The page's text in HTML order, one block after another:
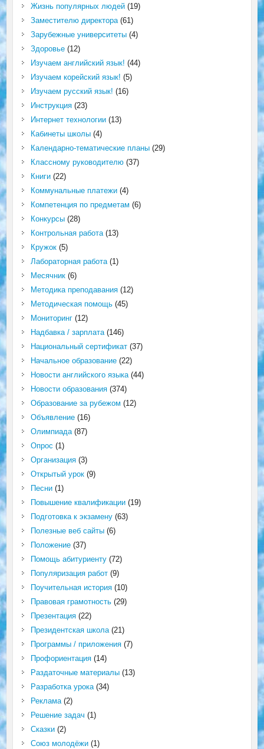
Жизнь популярных людей(19)
Заместителю директора(61)
Зарубежные университеты(4)
Здоровье(12)
Изучаем английский язык! (44)
Изучаем корейский язык! (5)
Изучаем русский язык! (16)
Инструкция(23)
Интернет технологии(13)
Кабинеты школы(4)
Календарно-тематические планы(29)
Классному руководителю(37)
Книги(22)
Коммунальные платежи(4)
Компетенция по предметам (6)
Конкурсы(28)
Контрольная работа(13)
Кружок(5)
Лабораторная работа(1)
Месячник(6)
Методика преподавания(12)
Методическая помощь(45)
Мониторинг(12)
Надбавка / зарплата(146)
Национальный сертификат(37)
Начальное образование(22)
Новости английского языка(44)
Новости образования(374)
Образование за рубежом (12)
Объявление(16)
Олимпиада(87)
Опрос (1)
Организация(3)
Открытый урок(9)
Песни(1)
Повышение квалификации(19)
Подготовка к экзамену(63)
Полезные веб сайты(6)
Положение(37)
Помощь абитуриенту(72)
Популяризация работ(9)
Поучительная история(10)
Правовая грамотность(29)
Презентация(22)
Президентская школа(21)
Программы / приложения(7)
Профориентация(14)
Раздаточные материалы(13)
Разработка урока(34)
Реклама(2)
Решение задач (1)
Сказки(2)
Союз молодёжи(1)